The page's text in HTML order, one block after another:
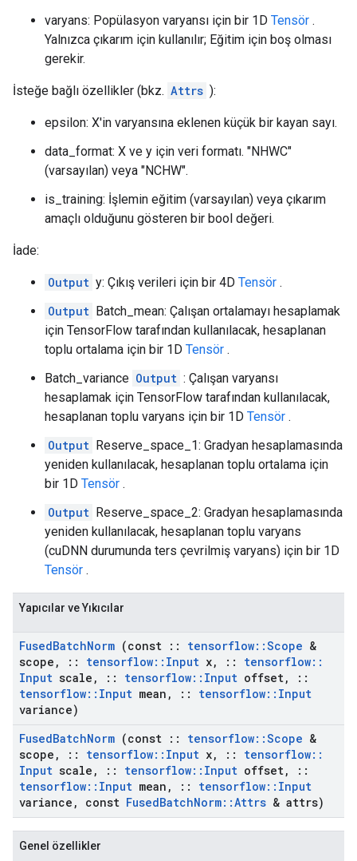
varyans: Popülasyon varyansı için bir 1D Tensör .
Yalnızca çıkarım için kullanılır; Eğitim için boş olması
gerekir.
İsteğe bağlı özellikler (bkz. Attrs ):
epsilon: X'in varyansına eklenen küçük bir kayan sayı.
data_format: X ve y için veri formatı. "NHWC"
(varsayılan) veya "NCHW".
is_training: İşlemin eğitim (varsayılan) veya çıkarım
amaçlı olduğunu gösteren bir bool değeri.
İade:
Output y: Çıkış verileri için bir 4D Tensör .
Output Batch_mean: Çalışan ortalamayı hesaplamak
için TensorFlow tarafından kullanılacak, hesaplanan
toplu ortalama için bir 1D Tensör .
Batch_variance Output : Çalışan varyansı
hesaplamak için TensorFlow tarafından kullanılacak,
hesaplanan toplu varyans için bir 1D Tensör .
Output Reserve_space_1: Gradyan hesaplamasında
yeniden kullanılacak, hesaplanan toplu ortalama için
bir 1D Tensör .
Output Reserve_space_2: Gradyan hesaplamasında
yeniden kullanılacak, hesaplanan toplu varyans
(cuDNN durumunda ters çevrilmiş varyans) için bir 1D
Tensör .
Yapıcılar ve Yıkıcılar
FusedBatchNorm (const :: tensorflow::Scope &
scope , :: tensorflow:: Input x, :: tensorflow::
Input scale , :: tensorflow:: Input offset,
::
tensorflow:: Input mean , :: tensorflow:: Input
variance)
FusedBatchNorm (const :: tensorflow::Scope &
scope , :: tensorflow:: Input x, :: tensorflow::
Input scale , :: tensorflow:: Input offset,
::
tensorflow:: Input mean , :: tensorflow:: Input
variance , const FusedBatchNorm::Attrs & attrs)
Genel özellikler